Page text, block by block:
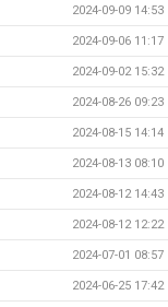
2024-09-09 14:53
2024-09-06 11:17
2024-09-02 15:32
2024-08-26 09:23
2024-08-15 14:14
2024-08-13 08:10
2024-08-12 14:43
2024-08-12 12:22
2024-07-01 08:57
2024-06-25 17:42